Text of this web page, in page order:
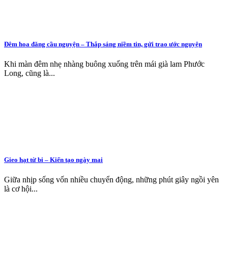
Đêm hoa đăng cầu nguyện – Thắp sáng niềm tin, gửi trao ước nguyện
Khi màn đêm nhẹ nhàng buông xuống trên mái già lam Phước
Long, cũng là...
Gieo hạt từ bi – Kiến tạo ngày mai
Giữa nhịp sống vốn nhiều chuyển động, những phút giây ngồi yên
là cơ hội...